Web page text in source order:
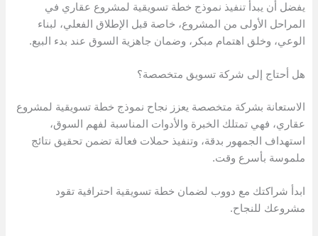
يفضل أن يبدأ تنفيذ نموذج خطة تسويقية لمشروع عقاري في
المراحل الأولى من المشروع، خاصة قبل الإطلاق الفعلي، لبناء
الوعي، وخلق اهتمام مبكر، وضمان جاهزية السوق عند بدء البيع.
هل أحتاج إلى شركة تسويق متخصصة؟
الاستعانة بشركة متخصصة يعزز نجاح نموذج خطة تسويقية لمشروع
عقاري، فهي تمتلك الخبرة والأدوات المناسبة لفهم السوق،
استهداف الجمهور بدقة، وتنفيذ حملات فعالة تضمن تحقيق نتائج
ملموسة بأسرع وقت.
ابدأ شراكتك مع دووب لضمان خطة تسويقية احترافية تقود
مشروعك للنجاح.